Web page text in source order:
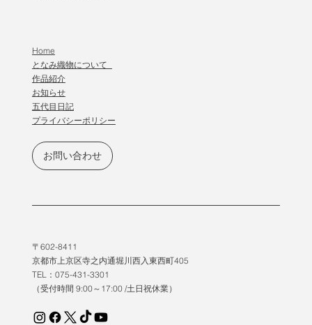
お問い合わせ
〒602-8411
京都市上京区寺之内通堀川西入東西町405
TEL：075-431-3301
（受付時間 9:00～17:00 /土日祝休業）
Home
となみ織物について
作品紹介
​お知らせ
五代目日記
プライバシーポリシー